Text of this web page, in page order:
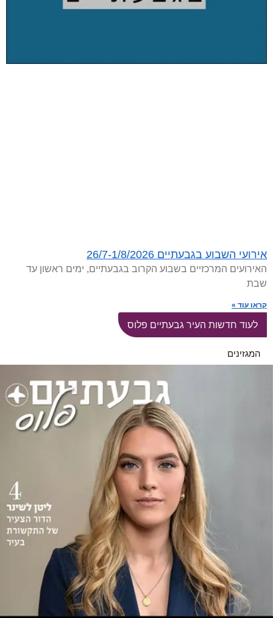
אירועי השבוע בגבעתיים 26/7-1/8/2026
האירועים המרכזיים בשבוע הקרוב בגבעתיים, ימים ראשון עד
שבת
קראו עוד »
לעוד חדשות העיר גבעתיים פלוס
המגזינים